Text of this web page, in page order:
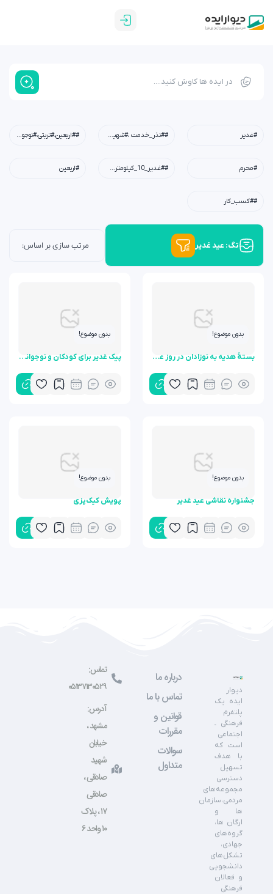
#غدیر ##نذر_خدمت ،#شهیدابراهیم_رئیسی،#شهید_خدمت،#معلم،#دبستان،#چله_خدمت ##اربعین،#تربتی،#نوجوان،#امید،#کربلا،#خانواده،#فرهنگی
#محرم ##غدیر_10_کیلومتری،#عید_غدیر،#کودکان،#نوجوانان،#جوانان،#محله،#خانوادگی،#مسجد،#امام_علی(ع) #اربعین
##کسب_کار
تگ: عید غدیر
بدون موضوع!
بستۀ هدیه به نوزادان در روز عید غدیر
بدون موضوع!
پیک غدیر برای کودکان و نوجوانان
بدون موضوع!
جشنواره نقاشی عید غدیر
بدون موضوع!
پویش کیک‌پزی
دیوار
ایده یک
پلتفرم
فرهنگی ـ
اجتماعی
است که
با هدف
تسهیل
دسترسی
مجموعه‌های
مردمی،سازمان
ها و
ارگان ها،
گروه‌های
جهادی،
تشکل‌های
دانشجویی
و فعالان
فرهنگی
درباره ما
تماس با ما
قوانین و
مقررات
سوالات
متداول
تماس:
۰۵۱۳۷۱۳۰۵۲۹
آدرس:
مشهد ،
خیابان
شهید
صادقی ،
صادقی
۱۷ ، پلاک
۱۰ واحد ۶